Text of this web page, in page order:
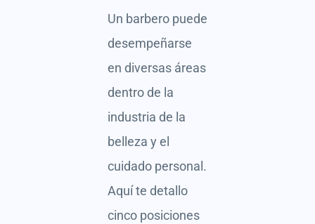
Un barbero puede
desempeñarse
en diversas áreas
dentro de la
industria de la
belleza y el
cuidado personal.
Aquí te detallo
cinco posiciones